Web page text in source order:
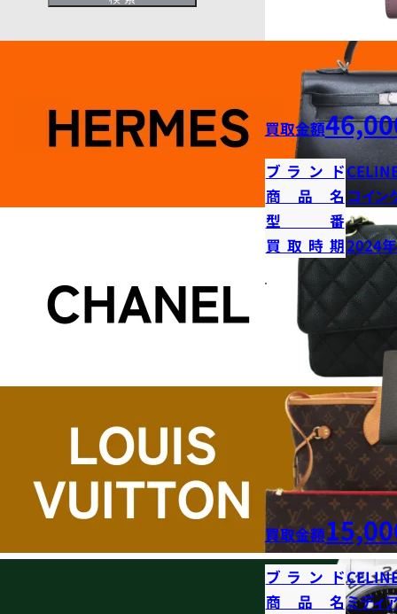
買取金額
ブランド
商品名 コイン
型番
買取時期2024
買取金額
ブランド
商品名ミディ